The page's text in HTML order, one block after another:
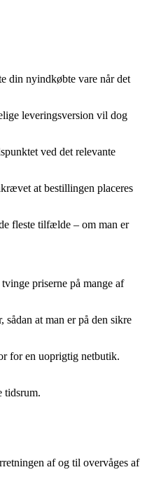
din nyindkøbte vare når det
leveringsversion vil dog
ved det relevante
at bestillingen placeres
fleste tilfælde – om man er
priserne på mange af
at man er på den sikre
for en uoprigtig netbutik.
tidsrum.
af og til overvåges af